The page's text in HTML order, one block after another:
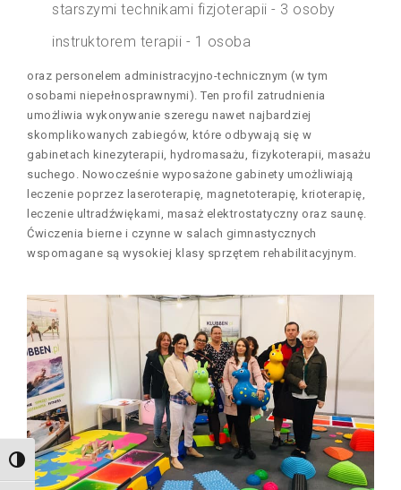
TOGGLE HIGH CONTRAST
starszymi technikami fizjoterapii - 3 osoby
instruktorem terapii - 1 osoba
oraz personelem administracyjno-technicznym (w tym
osobami niepełnosprawnymi). Ten profil zatrudnienia
umożliwia wykonywanie szeregu nawet najbardziej
skomplikowanych zabiegów, które odbywają się w
gabinetach kinezyterapii, hydromasażu, fizykoterapii, masażu
suchego. Nowocześnie wyposażone gabinety umożliwiają
leczenie poprzez laseroterapię, magnetoterapię, krioterapię,
leczenie ultradźwiękami, masaż elektrostatyczny oraz saunę.
Ćwiczenia bierne i czynne w salach gimnastycznych
wspomagane są wysokiej klasy sprzętem rehabilitacyjnym.